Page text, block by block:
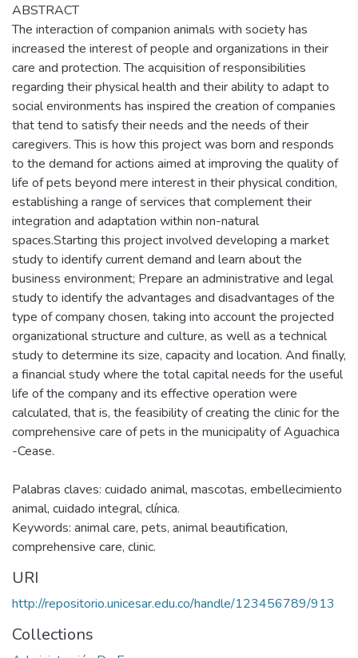
ABSTRACT
The interaction of companion animals with society has
increased the interest of people and organizations in their
care and protection. The acquisition of responsibilities
regarding their physical health and their ability to adapt to
social environments has inspired the creation of companies
that tend to satisfy their needs and the needs of their
caregivers. This is how this project was born and responds
to the demand for actions aimed at improving the quality of
life of pets beyond mere interest in their physical condition,
establishing a range of services that complement their
integration and adaptation within non-natural
spaces.Starting this project involved developing a market
study to identify current demand and learn about the
business environment; Prepare an administrative and legal
study to identify the advantages and disadvantages of the
type of company chosen, taking into account the projected
organizational structure and culture, as well as a technical
study to determine its size, capacity and location. And finally,
a financial study where the total capital needs for the useful
life of the company and its effective operation were
calculated, that is, the feasibility of creating the clinic for the
comprehensive care of pets in the municipality of Aguachica
-Cease.
Palabras claves: cuidado animal, mascotas, embellecimiento
animal, cuidado integral, clínica.
Keywords: animal care, pets, animal beautification,
comprehensive care, clinic.
URI
http://repositorio.unicesar.edu.co/handle/123456789/913
Collections